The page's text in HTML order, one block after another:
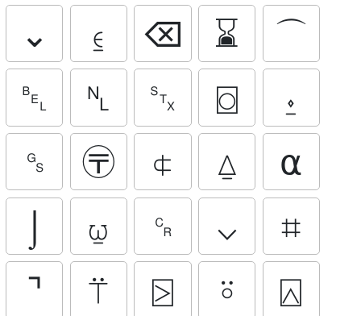
⌄
⍷ ⌫ ⌛
⌒
␇
␤ ␂ ⌼
⍚
␝
〶 ⍧ ⍙
⍺
⍹ ␍ ⌵
⌗
⌝
⍡ ⍄ ⍤
⍓